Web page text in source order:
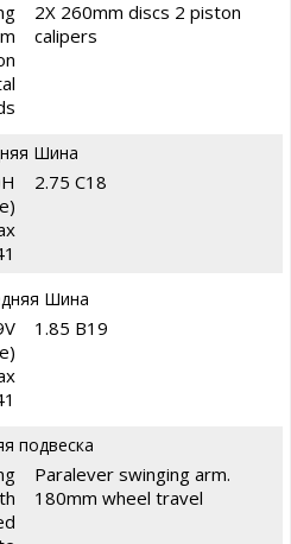
2X 260mm discs 2 piston
calipers
Шина
2.75 C18
Шина
1.85 B19
подвеска
Paralever swinging arm.
180mm wheel travel